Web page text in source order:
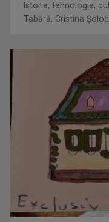
MARIUS POPA
„Pentru mine,
Istorie, tehnologie,
Tabără, Cristina